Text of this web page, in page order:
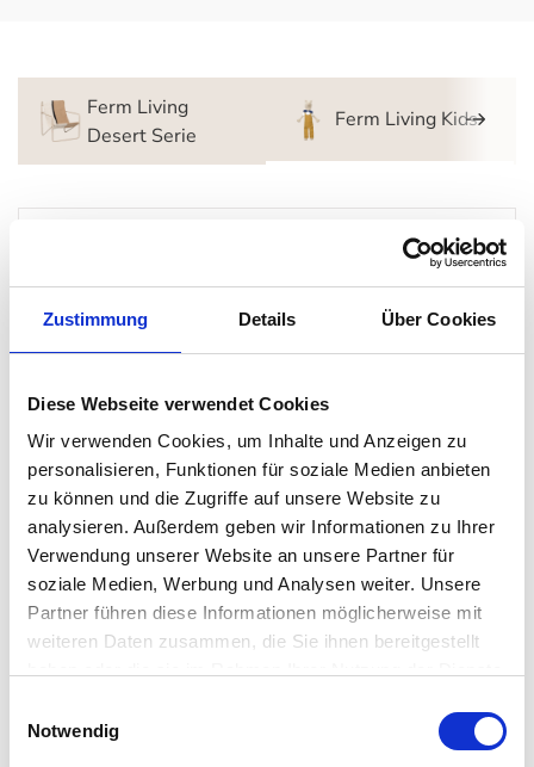
Zustimmung Details Über Cookies
Diese Webseite verwendet Cookies
Wir verwenden Cookies, um Inhalte und Anzeigen zu
personalisieren, Funktionen für soziale Medien anbieten
zu können und die Zugriffe auf unsere Website zu
analysieren. Außerdem geben wir Informationen zu Ihrer
Verwendung unserer Website an unsere Partner für
soziale Medien, Werbung und Analysen weiter. Unsere
Partner führen diese Informationen möglicherweise mit
weiteren Daten zusammen, die Sie ihnen bereitgestellt
Datenschutzerklärung
Notwendig
Ferm Living
Desert Serie
Ferm Living Kids
Mit dem Fracture Wandregal beweist der dänische Hersteller
FERM LIVINGeinmal mehr, dass Nachhaltigkeit und Design
Formen und einem rauen Look bestimmt, welches es durch das
Material erhält, aus dem es hergestellt ist – nämlich 100 %
recyceltes Aluminium. Das macht sich auch im Aussehen und
der Textur von zerbrochenem Naturstein bemerkbar. Das
FractureWandregalkann in zwei Richtungen angebracht
werden und ist damit ein wundervolles, flexibles
Wohnaccessoire, das besonders in skandinavisch eingerichteten
Räumlichkeiten nicht fehlen darf.
Besonderheit